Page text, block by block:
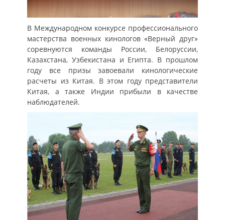
В Международном конкурсе профессионального
мастерства военных кинологов «Верный друг»
соревнуются команды России, Белоруссии,
Казахстана, Узбекистана и Египта. В прошлом
году все призы завоевали кинологические
расчеты из Китая. В этом году представители
Китая, а также Индии прибыли в качестве
наблюдателей.